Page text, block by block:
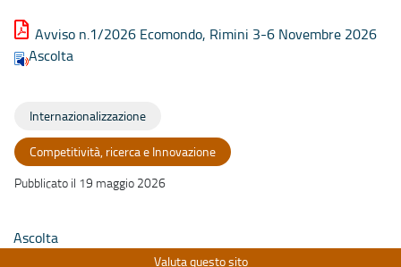
Avviso n.1/2026 Ecomondo, Rimini 3-6 Novembre 2026
Ascolta
Internazionalizzazione
Competitività, ricerca e Innovazione
Pubblicato il 19 maggio 2026
Ascolta
Valuta questo sito